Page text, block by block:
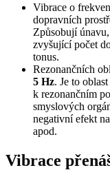
Vibrace o
dopravních
Způsobují
zvyšující počet
tonus.
Rezonančních
5 Hz. Je to
k rezonančním
smyslových
negativní efekt
apod.
Vibrace